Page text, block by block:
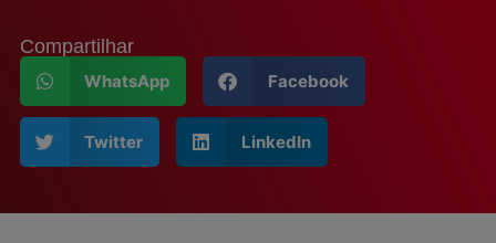
Compartilhar
WhatsApp Facebook
Twitter LinkedIn